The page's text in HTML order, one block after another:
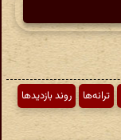
ترانه‌ها
روند بازدیدها